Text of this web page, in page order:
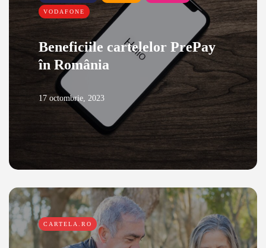
VODAFONE
Beneficiile cartelelor PrePay
în România
17 octombrie, 2023
CARTELA.RO